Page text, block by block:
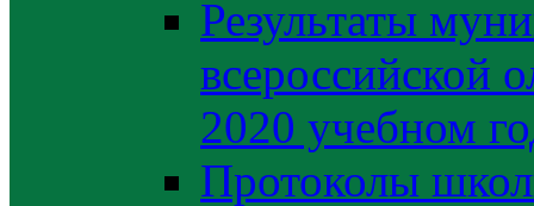
Результаты
всероссийской
2020 учебном
Протоколы